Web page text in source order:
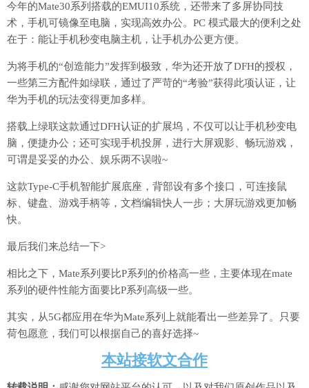
今年的Mate30系列搭载的EMUI10系统，还带来了多屏协同技
术，手机可镜像至电脑，实现高效办公。PC 模式最大的便利之处
在于：能让手机秒变电脑主机，让手机办公更方便。
为将手机的“创造能力”发挥到极致，华为还开放了DFH的授权，
一些第三方配件如绿联，通过了严苛的“考验”获得此项认证，让
华为手机的玩法变得更加多样。
搭载上绿联这款通过DFH认证的扩展坞，不仅可以让手机秒变电
脑，便捷办公；还可实现手机投屏，进行大屏观影、畅玩游戏，
可谓是妥妥的办公、娱乐两不误啦~
这款Type-C手机智能扩展底座，背部设有多个接口，可连接鼠
标、键盘、游戏手柄等，文档编辑快人一步；大屏玩游戏更加畅
快。
最后我们来总结一下>
相比之下，Mate系列要比P系列的价格高一些，主要体现在mate
系列的硬件性能方面要比P系列高级一些。
其实，从5G都应用在华为Mate系列上就能看出一些差异了。只要
荷包愿意，我们可以根据自己的喜好选择~
本站接软文合作